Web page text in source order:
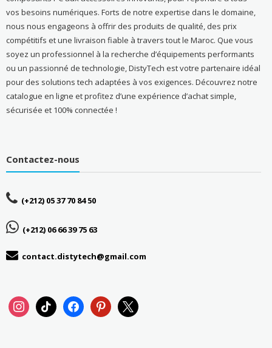
vos besoins numériques. Forts de notre expertise dans le domaine,
nous nous engageons à offrir des produits de qualité, des prix
compétitifs et une livraison fiable à travers tout le Maroc. Que vous
soyez un professionnel à la recherche d’équipements performants
ou un passionné de technologie, DistyTech est votre partenaire idéal
pour des solutions tech adaptées à vos exigences. Découvrez notre
catalogue en ligne et profitez d’une expérience d’achat simple,
sécurisée et 100% connectée !
Contactez-nous
(+212) 05 37 70 84 50
(+212) 06 66 39 75 63
contact.distytech@gmail.com
instagramtiktok facebookpinterest
x